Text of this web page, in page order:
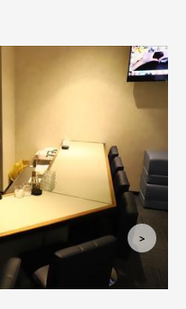
せ！もちろんカラオケも完備！
しょう♪
思っております！金山ガールズ
します。スタッフ一同心よりお待